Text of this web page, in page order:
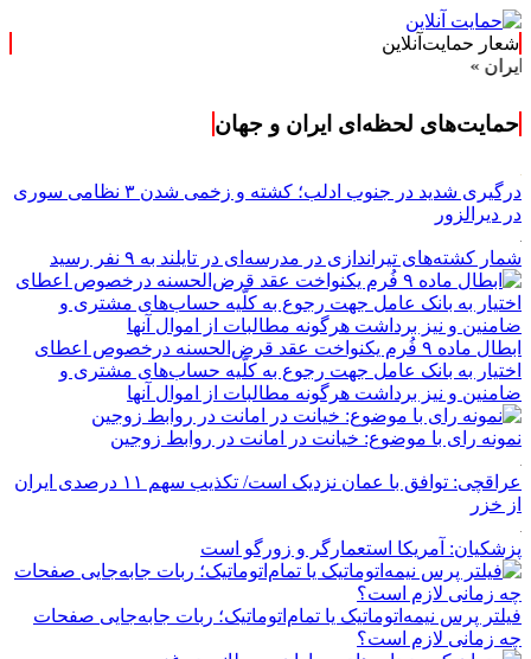
شعار حمایت‌آنلاین
حمایت‌های لحظه‌ای ایران و جهان
درگیری شدید در جنوب ادلب؛ کشته و زخمی شدن ۳ نظامی سوری
در دیرالزور
شمار کشته‌های تیراندازی در مدرسه‌ای در تایلند به ۹ نفر رسید
ابطال ماده ۹ فُرم یکنواخت عقد قرض‌الحسنه درخصوص اعطای
اختیار به بانک عامل جهت رجوع به کلّیه حساب‌های مشتری و
ضامنین و نیز برداشت هرگونه مطالبات از اموال آنها
نمونه رای با موضوع: خیانت در امانت در روابط زوجین
عراقچی: توافق با عمان نزدیک است/ تکذیب سهم ۱۱ درصدی ایران
از خزر
پزشکیان: آمریکا استعمارگر و زورگو است
فیلتر پرس نیمه‌اتوماتیک یا تمام‌اتوماتیک؛ ربات جابه‌جایی صفحات
چه زمانی لازم است؟